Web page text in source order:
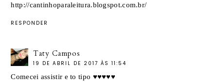
http://cantinhoparaleitura.blogspot.com.br/
RESPONDER
Taty Campos
19 DE ABRIL DE 2017 ÀS 11:54
Comecei assistir e to tipo ♥♥♥♥♥